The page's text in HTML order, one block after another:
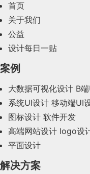
2024年2月(58)
2023年10月(14)
2023年8月(88)
2023年7月(62)
首页
关于我们
公益
设计每日一贴
案例
大数据可视化设计 B
系统UI设计 移动端UI
图标设计 软件开发
高端网站设计 logo设
平面设计
解决方案